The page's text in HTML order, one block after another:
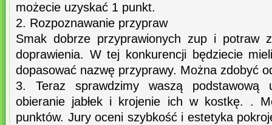
możecie uzyskać 1 punkt.
2. Rozpoznawanie przypraw
Smak dobrze przyprawionych zup i potraw
doprawienia. W tej konkurencji będziecie
dopasować nazwę przyprawy. Można zdobyć
3. Teraz sprawdzimy waszą
obieranie jabłek i krojenie ich w kostkę. .
punktów. Jury oceni szybkość i estetyka